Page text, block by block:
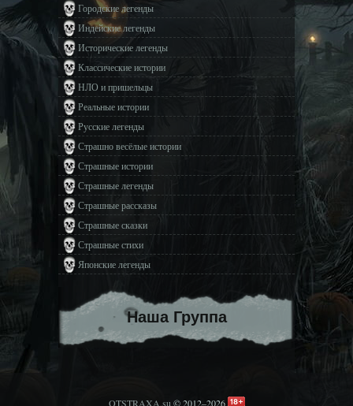
Городские легенды
Индейские легенды
Исторические легенды
Классические истории
НЛО и пришельцы
Реальные истории
Русские легенды
Страшно весёлые истории
Страшные истории
Страшные легенды
Страшные рассказы
Страшные сказки
Страшные стихи
Японские легенды
Наша Группа
OTSTRAXA.su © 2012–2026